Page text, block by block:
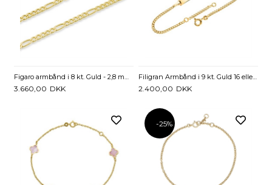
Figaro armbånd i 8 kt. Guld - 2,8 mm og 19 cm
3.660,00 DKK
Filigran Armbånd i 9 kt. Guld 16 eller 19 cm - Mulighed for gravering
2.400,00 DKK
-25%